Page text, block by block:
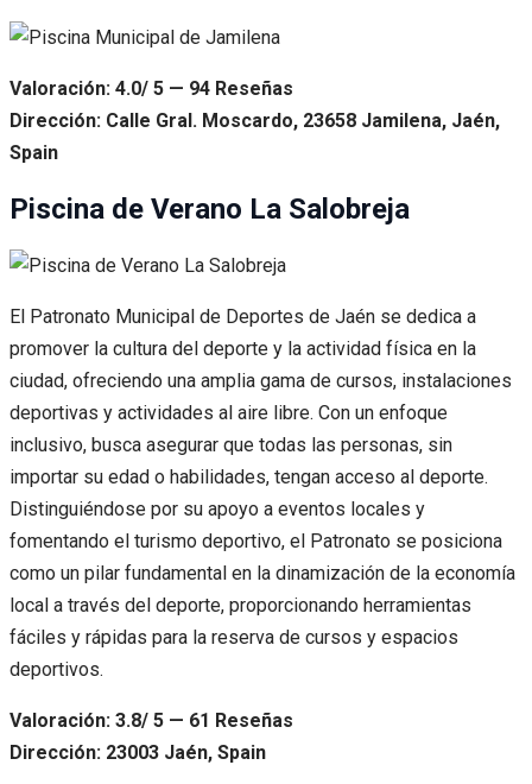
Valoración: 4.0/ 5 — 94 Reseñas
Dirección: Calle Gral. Moscardo, 23658 Jamilena, Jaén,
Spain
Piscina de Verano La Salobreja
El Patronato Municipal de Deportes de Jaén se dedica a
promover la cultura del deporte y la actividad física en la
ciudad, ofreciendo una amplia gama de cursos, instalaciones
deportivas y actividades al aire libre. Con un enfoque
inclusivo, busca asegurar que todas las personas, sin
importar su edad o habilidades, tengan acceso al deporte.
Distinguiéndose por su apoyo a eventos locales y
fomentando el turismo deportivo, el Patronato se posiciona
como un pilar fundamental en la dinamización de la economía
local a través del deporte, proporcionando herramientas
fáciles y rápidas para la reserva de cursos y espacios
deportivos.
Valoración: 3.8/ 5 — 61 Reseñas
Dirección: 23003 Jaén, Spain